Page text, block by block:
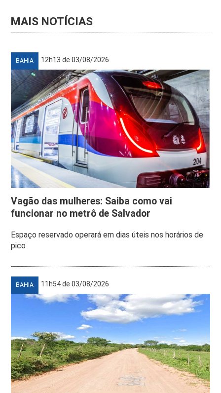
MAIS NOTÍCIAS
BAHIA 12h13 de 03/08/2026
Vagão das mulheres: Saiba como vai
funcionar no metrô de Salvador
Espaço reservado operará em dias úteis nos horários de
pico
BAHIA 11h54 de 03/08/2026